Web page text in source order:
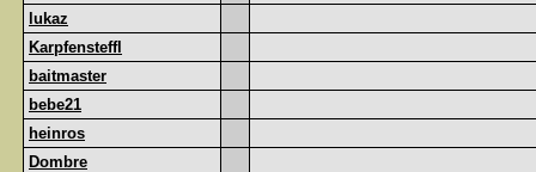
lukaz
Karpfensteffl
baitmaster
bebe21
heinros
Dombre